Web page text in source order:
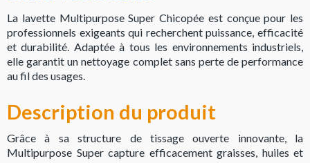
La lavette Multipurpose Super Chicopée est conçue pour les
professionnels exigeants qui recherchent puissance, efficacité
et durabilité. Adaptée à tous les environnements industriels,
elle garantit un nettoyage complet sans perte de performance
au fil des usages.
Description du produit
Grâce à sa structure de tissage ouverte innovante, la
Multipurpose Super capture efficacement graisses, huiles et